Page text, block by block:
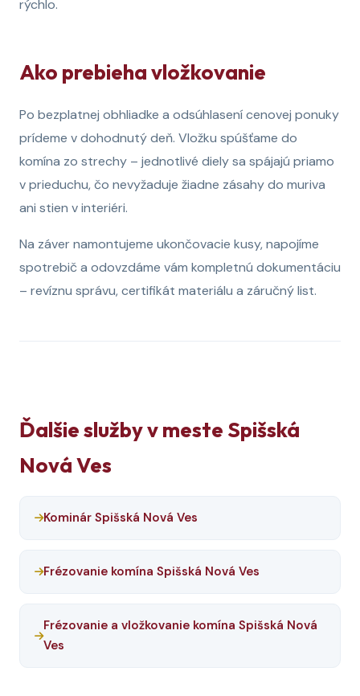
rýchlo.
Ako prebieha vložkovanie
Po bezplatnej obhliadke a odsúhlasení cenovej ponuky
prídeme v dohodnutý deň. Vložku spúšťame do
komína zo strechy – jednotlivé diely sa spájajú priamo
v prieduchu, čo nevyžaduje žiadne zásahy do muriva
ani stien v interiéri.
Na záver namontujeme ukončovacie kusy, napojíme
spotrebič a odovzdáme vám kompletnú dokumentáciu
– revíznu správu, certifikát materiálu a záručný list.
Ďalšie služby v meste Spišská
Nová Ves
Kominár Spišská Nová Ves
Frézovanie komína Spišská Nová Ves
Frézovanie a vložkovanie komína Spišská Nová
Ves